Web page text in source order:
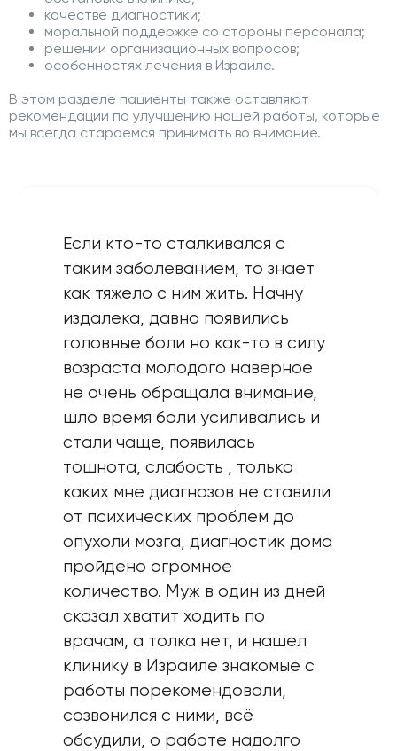
качестве диагностики;
моральной поддержке со стороны персонала;
решении организационных вопросов;
особенностях лечения в Израиле.
В этом разделе пациенты также оставляют
рекомендации по улучшению нашей работы, которые
мы всегда стараемся принимать во внимание.
Если кто-то сталкивался с
таким заболеванием, то знает
как тяжело с ним жить. Начну
издалека, давно появились
головные боли но как-то в силу
возраста молодого наверное
не очень обращала внимание,
шло время боли усиливались и
стали чаще, появилась
тошнота, слабость , только
каких мне диагнозов не ставили
от психических проблем до
опухоли мозга, диагностик дома
пройдено огромное
количество. Муж в один из дней
сказал хватит ходить по
врачам, а толка нет, и нашел
клинику в Израиле знакомые с
работы порекомендовали,
созвонился с ними, всё
обсудили, о работе надолго